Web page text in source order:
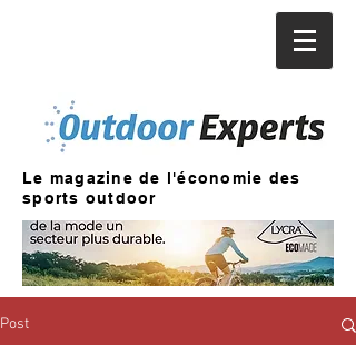
Le magazine de l'économie des
sports outdoor
Post